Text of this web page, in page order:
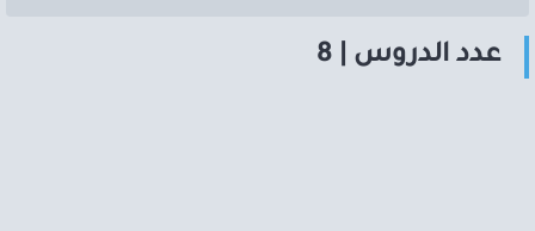
عدد الدروس | 8